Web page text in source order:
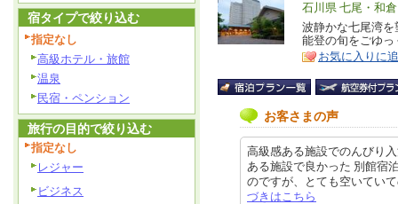
エ
リ
ア
石川県 七尾・和
特
徴
波静かな七尾湾
能登の旬をごゆ
お気に入りに
お客さまの声
高級感ある施設でのんびり
ある施設で良かった 別館宿
のですが、とても空いてい
づきはこちら
宿タイプで絞り込む
指定なし
高級ホテル・旅館
温泉
民宿・ペンション
旅行の目的で絞り込む
指定なし
レジャー
ビジネス